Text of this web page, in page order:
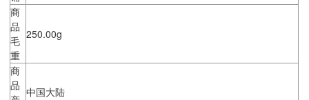
商
品
毛
重
250.00g
商
品 中国大陆